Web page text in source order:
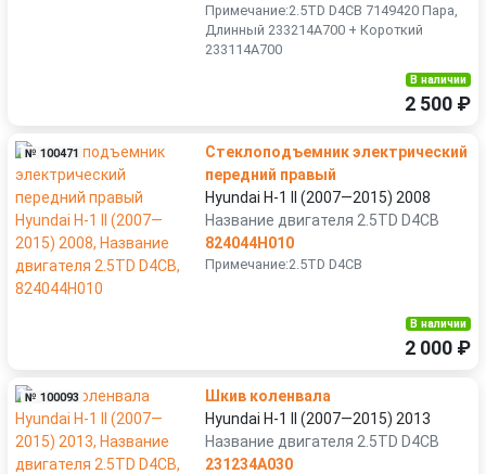
Примечание:2.5TD D4CB 7149420 Пара,
Длинный 233214A700 + Короткий
233114A700
В наличии
2 500 ₽
№ 100471
Стеклоподъемник электрический
передний правый
Hyundai H-1 II (2007—2015) 2008
Название двигателя 2.5TD D4CB
824044H010
Примечание:2.5TD D4CB
В наличии
2 000 ₽
№ 100093
Шкив коленвала
Hyundai H-1 II (2007—2015) 2013
Название двигателя 2.5TD D4CB
231234A030